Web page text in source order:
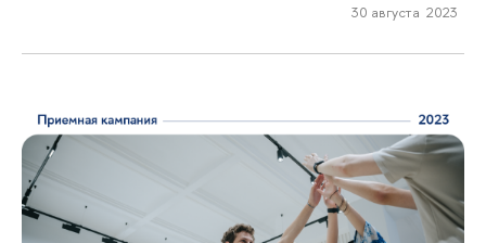
30 августа 2023